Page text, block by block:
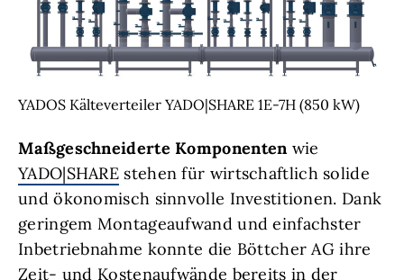
YADOS Kälteverteiler YADO|SHARE 1E-7H (850 kW)
Maßgeschneiderte Komponentenwie
YADO|SHARE stehen für wirtschaftlich solide
und ökonomisch sinnvolle Investitionen. Dank
geringem Montageaufwand und einfachster
Inbetriebnahme konnte die Böttcher AG ihre
Zeit- und Kostenaufwände bereits in der